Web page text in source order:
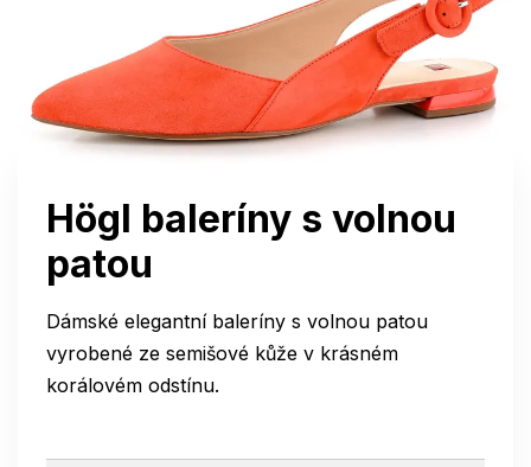
Högl baleríny s volnou
patou
Dámské elegantní baleríny s volnou patou
vyrobené ze semišové kůže v krásném
korálovém odstínu.